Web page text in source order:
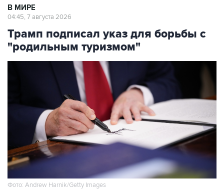
В МИРЕ
04:45, 7 августа 2026
Трамп подписал указ для борьбы с
"родильным туризмом"
Фото: Andrew Harnik/Getty Images